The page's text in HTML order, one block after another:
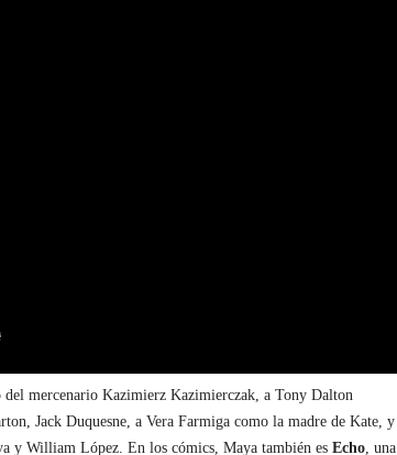
mercenario Kazimierz Kazimierczak, a Tony Dalton
Jack Duquesne, a Vera Farmiga como la madre de Kate, y
y William López. En los cómics, Maya también es Echo, una